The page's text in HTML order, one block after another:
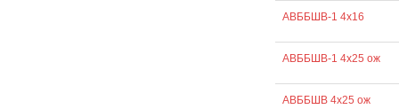
АВББШВ-1 4х16
АВББШВ-1 4х25 ож
АВББШВ 4х25 ож